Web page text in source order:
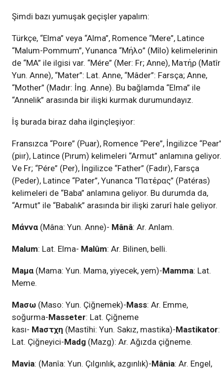
Şimdi bazı yumuşak geçişler yapalım:
Türkçe, “Elma” veya “Alma”, Romence “Mere”, Latince
“Malum-Pommum”, Yunanca “Mήλο” (Mîlo) kelimelerinin
de “MA” ile ilgisi var. “Mére” (Mer: Fr; Anne), Maτήρ
Yun. Anne), “Mater”: Lat. Anne, “Mâder”: Farsça; Anne,
“Mother” (Madır: İng. Anne). Bu bağlamda “Elma” ile
“Annelik” arasında bir ilişki kurmak durumundayız.
İş burada biraz daha ilginçleşiyor:
Fransızca “Poıre” (Puar), Romence “Pere”, İngilizce
(piır), Latince (Pırum) kelimeleri “Armut” anlamına geliyor.
Ve Fr; “Pére” (Per), İngilizce “Father” (Fadır), Farsça
(Peder), Latince “Pater”, Yunanca “Πατέρας” (Patéras)
kelimeleri de “Baba” anlamına geliyor. Bu durumda da,
“Armut” ile “Babalık” arasında bir ilişki zarurî hale geliyor.
Mάννα (Mâna: Yun. Anne)- Mânâ: Ar. Anlam.
Malum: Lat. Elma- Malûm: Ar. Bilinen, belli.
Maμα (Mama: Yun. Mama, yiyecek, yem)-Mamma: Lat.
Meme.
Maσω (Maso: Yun. Çiğnemek)-Mass: Ar. Emme,
soğurma-Masseter: Lat. Çiğneme
kası- Maστχη (Mastîhi: Yun. Sakız, mastika)-Mastikator:
Lat. Çiğneyici-Madg (Mazg): Ar. Ağızda çiğneme.
Mavia: (Manîa: Yun. Çılgınlık, azgınlık)-Mânia: Ar. Engel,